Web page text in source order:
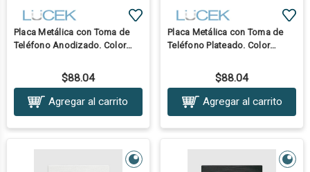
Placa Metálica con Toma de
Teléfono Anodizado. Color
$88.04
Agregar al carrito
Placa Metálica con Toma de
Teléfono Plateado. Color
$88.04
Agregar al carrito